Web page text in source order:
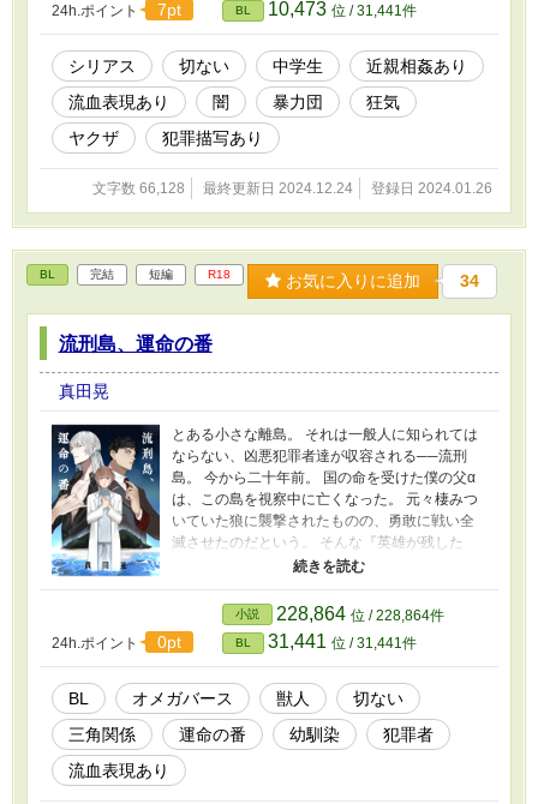
の秘めた想いとは…… ††† 『アゲハ舞い飛ぶさ
くら舞い散る』シリーズ第四作！ 注:本作品は実
際にあった事件をヒントにしている部分を含み
ます。 ◇◇◇ この物語はフィクションです。 登
場する人物・団体・名称等は架空であり、実在
の人物・団体・名称等とは一切関係ありませ
ん。 また法律・法令に反する行為を容認・推奨
するものではありません。
24h.ポイント 7pt BL 10,473 位 / 31,441件
シリアス 切ない 中学生
近親相姦あり
流血表現あり
闇 暴力団
狂気
ヤクザ
犯罪描写あり
文字数 66,128 最終更新日 2024.12.24 登録日 2024.01.26
BL 完結 短編 R18 お気に入りに追加 34
流刑島、運命の番
真田晃
とある小さな離島。 それは一般人に知られては
ならない、凶悪犯罪者達が収容される──流刑
島。 今から二十年前。 国の命を受けた僕の父α
は、この島を視察中に亡くなった。 元々棲みつ
いていた狼に襲撃されたものの、勇敢に戦い全
滅させたのだという。 そんな『英雄が残した
子』である僕は、島に残った開拓移民達の『希
望の光』であった。 ──しかし、十五才を迎えた
属性検査で、僕は平凡なβだった…… 監獄が建つ
頃には多くの島民が本土へと引き上げ、やがて
次々と囚人達が送還された。 そんなある日。 突
然、僕の前に『彼』が現れて…… ††† 素敵なイ
ラストは、YOHJI様に描いて頂きました。
https://estar.jp/users/148577400 Xアカウントは
こちら https://x.com/yohji_fanart
24h.ポイント 0pt
小説 228,864 位 / 228,864件
BL 31,441 位 / 31,441件
BL オメガバース 獣人
切ない
三角関係
運命の番 幼馴染
犯罪者
流血表現あり